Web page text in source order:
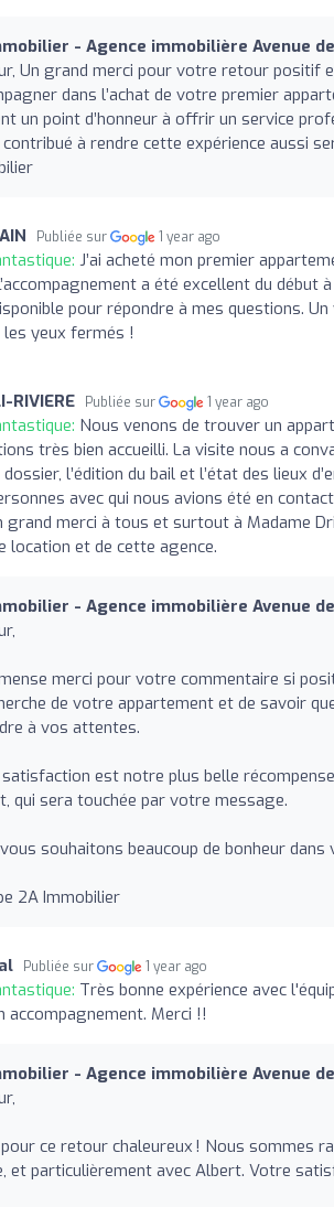
- Agence immobilière Avenue
Un grand merci pour votre retour positif
dans l’achat de votre premier
un point d’honneur à offrir un service
à rendre cette expérience aussi
Publiée sur 1 year ago
J’ai acheté mon premier
a été excellent du début
pour répondre à mes questions.
yeux fermés !
RIVIERE Publiée sur 1 year ago
Nous venons de trouver un
très bien accueilli. La visite nous a
l’édition du bail et l’état des lieux
avec qui nous avions été en
grand merci à tous et surtout à Madame
location et de cette agence.
- Agence immobilière Avenue
merci pour votre commentaire si
de votre appartement et de savoir
à vos attentes.
est notre plus belle
qui sera touchée par votre message.
souhaitons beaucoup de bonheur
2A Immobilier
Publiée sur 1 year ago
Très bonne expérience avec
accompagnement. Merci !!
- Agence immobilière Avenue
ce retour chaleureux ! Nous sommes
et particulièrement avec Albert. Votre